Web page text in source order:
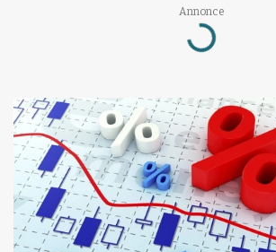
Annonce
Loading...